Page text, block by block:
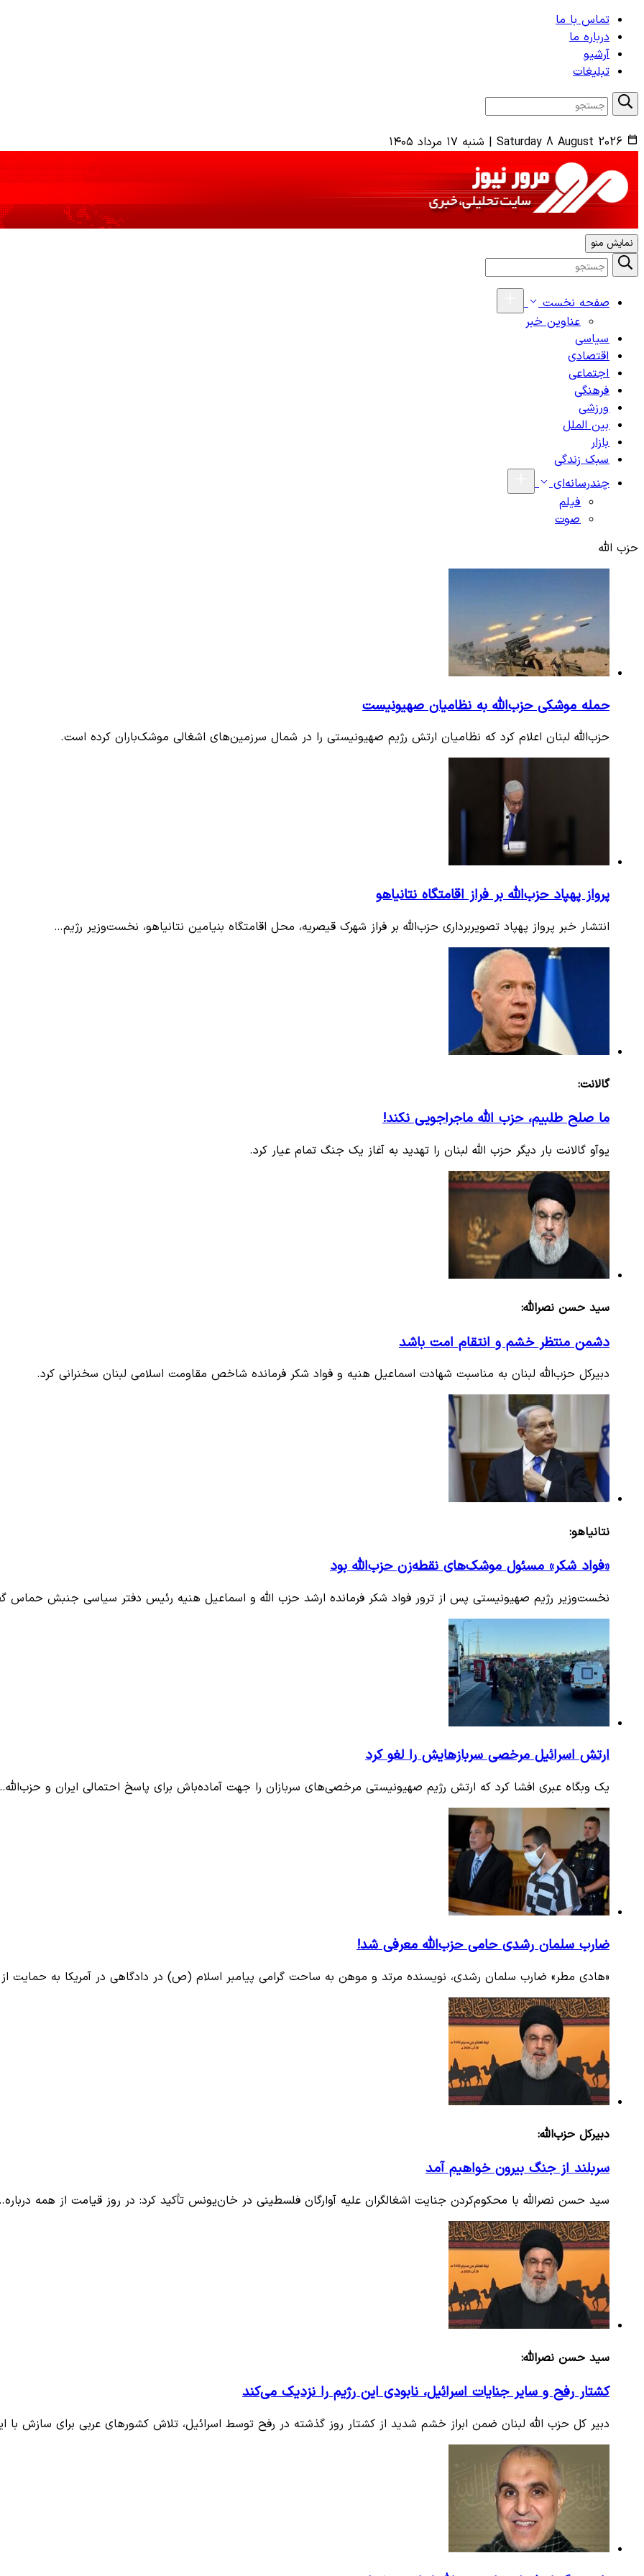
تماس با ما
درباره ما
آرشیو
تبلیغات
Saturday 8 August 2026
| شنبه ۱۷ مرداد ۱۴۰۵
نمایش منو
صفحه نخست
عناوین خبر
سیاسی
اقتصادی
اجتماعی
فرهنگی
ورزشی
بین الملل
بازار
سبک زندگی
چندرسانه‌ای
فیلم
صوت
حزب الله
حمله موشکی حزب‌الله به نظامیان صهیونیست
حزب‌الله لبنان اعلام کرد که نظامیان ارتش رژیم صهیونیستی را در شمال سرزمین‌های اشغالی موشک‌باران کرده است.
پرواز پهپاد حزب‌الله بر فراز اقامتگاه نتانیاهو
انتشار خبر پرواز پهپاد تصویربرداری حزب‌الله بر فراز شهرک قیصریه، محل اقامتگاه بنیامین نتانیاهو، نخست‌وزیر رژیم…
گالانت:
ما صلح طلبیم، حزب الله ماجراجویی نکند!
یوآو گالانت بار دیگر حزب الله لبنان را تهدید به آغاز یک جنگ تمام عیار کرد.
سید حسن نصرالله:
دشمن منتظر خشم و انتقام امت باشد
دبیرکل حزب‌الله لبنان به مناسبت شهادت اسماعیل هنیه و فواد شکر فرمانده شاخص مقاومت اسلامی لبنان سخنرانی کرد.
نتانیاهو:
«فواد شکر» مسئول موشک‌های نقطه‌زن حزب‌الله بود
نخست‌وزیر رژیم صهیونیستی پس از ترور فواد شکر فرمانده ارشد حزب الله و اسماعیل هنیه رئیس دفتر سیاسی جنبش حماس
ارتش اسرائیل مرخصی سربازهایش را لغو کرد
یک وبگاه عبری افشا کرد که ارتش رژیم صهیونیستی مرخصی‌های سربازان را جهت آماده‌باش برای پاسخ احتمالی ایران و
ضارب سلمان رشدی حامی حزب‌الله معرفی شد!
«هادی مطر» ضارب سلمان رشدی، نویسنده مرتد و موهن به ساحت گرامی پیامبر اسلام (ص) در دادگاهی در آمریکا به حمایت
دبیرکل حزب‌الله:
سربلند از جنگ بیرون خواهیم آمد
سید حسن نصرالله با محکوم‌کردن جنایت اشغالگران علیه آوارگان فلسطینی در خان‌یونس تأکید کرد: در روز قیامت از همه
سید حسن نصرالله:
کشتار رفح و سایر جنایات اسرائیل، نابودی این رژیم را نزدیک می‌کند
دبیر کل حزب الله لبنان ضمن ابراز خشم شدید از کشتار روز گذشته در رفح توسط اسرائیل، تلاش کشورهای عربی برای سازش با